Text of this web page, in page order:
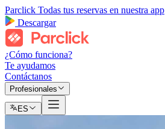
Parclick Todas tus reservas en nuestra app
Descargar
¿Cómo funciona?
Te ayudamos
Contáctanos
Profesionales
ES